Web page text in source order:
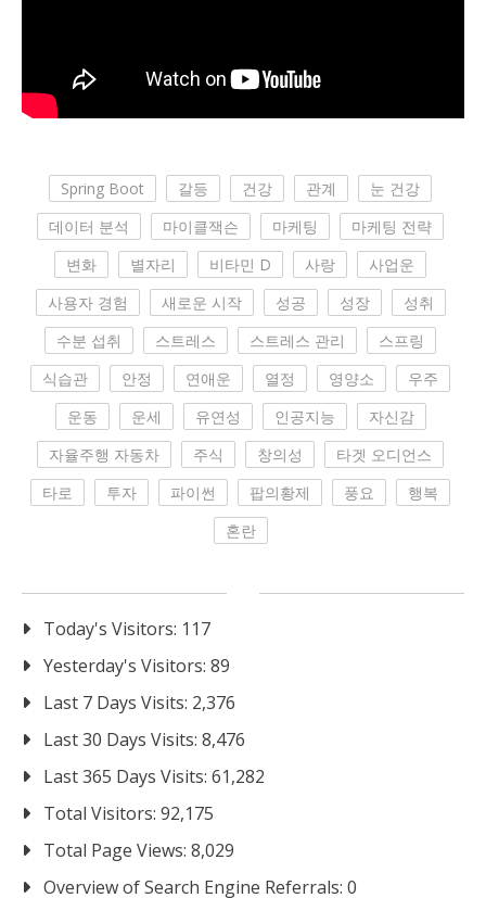
Spring Boot 갈등 건강 관계
눈 건강
데이터 분석
마이클잭슨 마케팅
마케팅 전략
변화
별자리 비타민 D 사랑
사업운
사용자 경험
새로운 시작 성공 성장
성취
수분 섭취
스트레스 스트레스 관리
스프링
식습관
안정 연애운 열정 영양소
우주
운동
운세 유연성 인공지능
자신감
자율주행 자동차
주식 창의성
타겟 오디언스
타로
투자 파이썬 팝의황제 풍요
행복
혼란
Today's Visitors: 117
Yesterday's Visitors: 89
Last 7 Days Visits: 2,376
Last 30 Days Visits: 8,476
Last 365 Days Visits: 61,282
Total Visitors: 92,175
Total Page Views: 8,029
Overview of Search Engine Referrals: 0